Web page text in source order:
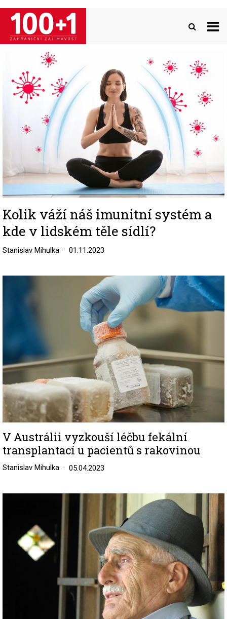
Přejít
hlavnímu
obsahu
Kolik váží náš imunitní systém a
kde v lidském těle sídlí?
Stanislav Mihulka 01.11.2023
V Austrálii vyzkouší léčbu fekální
transplantací u pacientů s rakovinou
Stanislav Mihulka 05.04.2023